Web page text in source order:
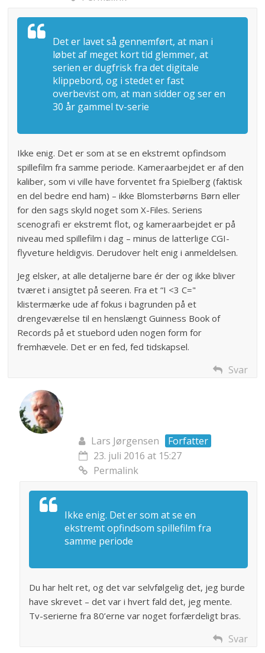
Det er lavet så gennemført, at man i
løbet af meget kort tid glemmer, at
serien er dugfrisk fra det digitale
klippebord, og i stedet er fast
overbevist om, at man sidder og ser en
30 år gammel tv-serie
Ikke enig. Det er som at se en ekstremt opfindsom
spillefilm fra samme periode. Kameraarbejdet er af den
kaliber, som vi ville have forventet fra Spielberg (faktisk
en del bedre end ham) – ikke Blomsterbørns Børn eller
for den sags skyld noget som X-Files. Seriens
scenografi er ekstremt flot, og kameraarbejdet er på
niveau med spillefilm i dag – minus de latterlige CGI-
flyveture heldigvis. Derudover helt enig i anmeldelsen.
Jeg elsker, at alle detaljerne bare ér der og ikke bliver
tværet i ansigtet på seeren. Fra et “I <3 C="
klistermærke ude af fokus i bagrunden på et
drengeværelse til en henslængt Guinness Book of
Records på et stuebord uden nogen form for
fremhævele. Det er en fed, fed tidskapsel.
Svar
Lars Jørgensen
Forfatter
23. juli 2016 at 15:27
Permalink
Ikke enig. Det er som at se en
ekstremt opfindsom spillefilm fra
samme periode
Du har helt ret, og det var selvfølgelig det, jeg burde
have skrevet – det var i hvert fald det, jeg mente.
Tv-serierne fra 80’erne var noget forfærdeligt bras.
Svar